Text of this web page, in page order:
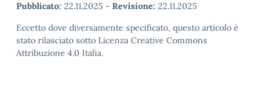
Pubblicato: 22.11.2025 - Revisione: 22.11.2025
Eccetto dove diversamente specificato, questo articolo è
stato rilasciato sotto Licenza Creative Commons
Attribuzione 4.0 Italia.